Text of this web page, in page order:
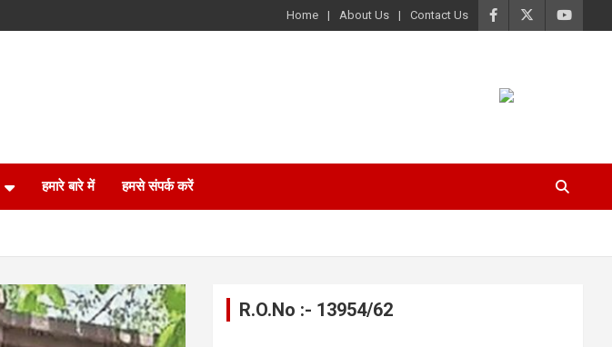
Home About Us Contact Us
हमारे बारे में हमसे संपर्क करें
R.O.No :- 13954/62